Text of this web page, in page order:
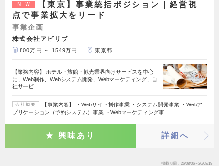
NEW
【東京】事業統括ポジション｜経営視
点で事業拡大をリード
事業企画
株式会社アビリブ
800万円 ～ 1549万円 東京都
【業務内容】 ホテル・旅館・観光業界向けサービスを中心
に、Web制作、Webシステム開発、Webマーケティング、自
社サービ…
会社概要
【事業内容】 ・Webサイト制作事業 ・システム開発事業 ・Webア
プリケーション（予約システム）事業 ・Webマーケティング事…
興味あり 詳細へ
掲載期間 26/08/06～26/08/19